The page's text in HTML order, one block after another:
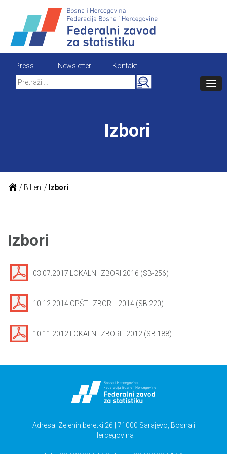
content
Press Newsletter
Kontakt
Search
for:
Izbori
/ Bilteni / Izbori
Izbori
03.07.2017 LOKALNI IZBORI 2016 (SB-256)
10.12.2014 OPŠTI IZBORI - 2014 (SB 220)
10.11.2012 LOKALNI IZBORI - 2012 (SB 188)
Adresa: Zelenih beretki 26 | 71000 Sarajevo, Bosna i
Hercegovina